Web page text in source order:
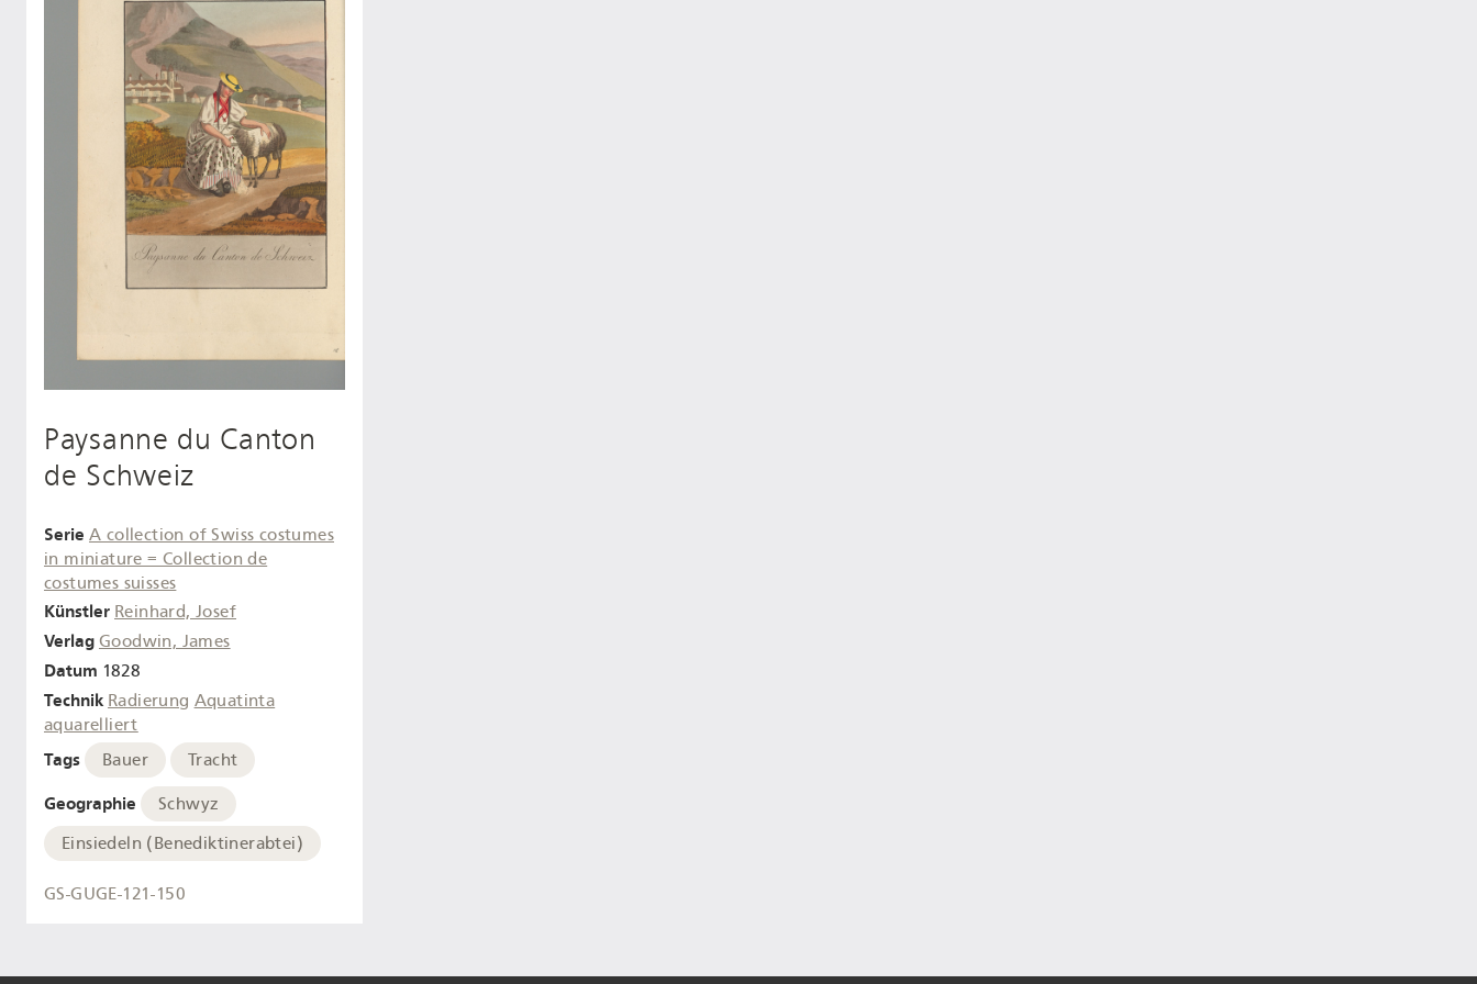
Paysanne du Canton
de Schweiz
Serie A collection of Swiss costumes
in miniature = Collection de
costumes suisses
Künstler Reinhard, Josef
Verlag Goodwin, James
Datum 1828
Technik Radierung Aquatinta
aquarelliert
Tags Bauer Tracht
Geographie
Schwyz
Einsiedeln (Benediktinerabtei)
GS-GUGE-121-150